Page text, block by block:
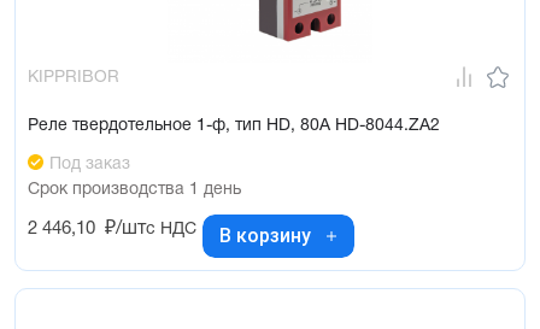
KIPPRIBOR
Реле твердотельное 1-ф, тип HD, 80А HD-8044.ZA2
Под заказ
Срок производства 1 день
2 446,10 ₽/штс НДС В корзину